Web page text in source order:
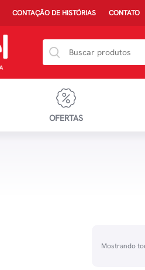
CONTAÇÃO DE HISTÓRIAS CONTATO
OFERTAS
Mostrando